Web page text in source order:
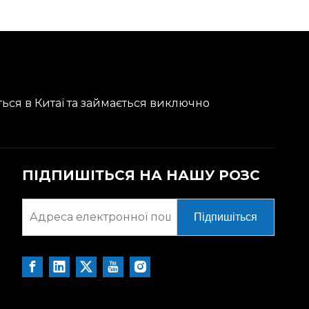
в Китаї та займається виключно
ПІДПИШІТЬСЯ НА НАШУ РОЗС
Підпишіться